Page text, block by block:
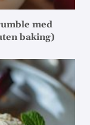
med
baking)